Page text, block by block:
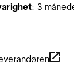
: 3